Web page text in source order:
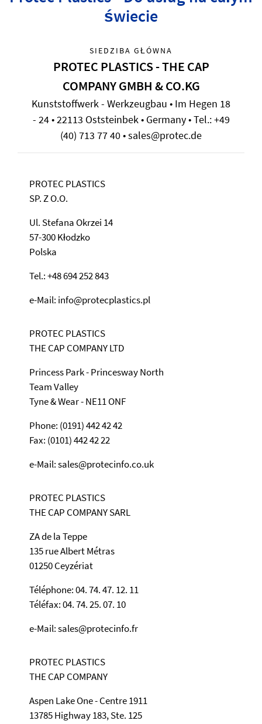
świecie
SIEDZIBA GŁÓWNA
PROTEC PLASTICS - THE CAP
COMPANY GMBH & CO.KG
Kunststoffwerk - Werkzeugbau • Im Hegen 18
- 24 • 22113 Oststeinbek • Germany • Tel.: +49
(40) 713 77 40 • sales@protec.de
PROTEC PLASTICS
SP. Z O.O.
Ul. Stefana Okrzei 14
57-300 Kłodzko
Polska
Tel.: +48 694 252 843
e-Mail: info@protecplastics.pl
PROTEC PLASTICS
THE CAP COMPANY LTD
Princess Park - Princesway North
Team Valley
Tyne & Wear - NE11 ONF
Phone: (0191) 442 42 42
Fax: (0101) 442 42 22
e-Mail: sales@protecinfo.co.uk
PROTEC PLASTICS
THE CAP COMPANY SARL
ZA de la Teppe
135 rue Albert Métras
01250 Ceyzériat
Téléphone: 04. 74. 47. 12. 11
Téléfax: 04. 74. 25. 07. 10
e-Mail: sales@protecinfo.fr
PROTEC PLASTICS
THE CAP COMPANY
Aspen Lake One - Centre 1911
13785 Highway 183, Ste. 125